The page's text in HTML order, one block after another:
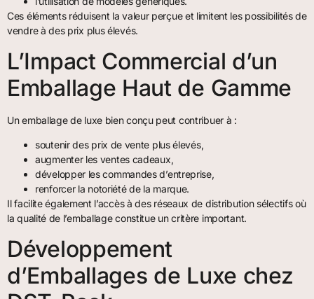
Ces éléments réduisent la valeur perçue et limitent les possibilités de
vendre à des prix plus élevés.
L’Impact Commercial d’un
Emballage Haut de Gamme
Un emballage de luxe bien conçu peut contribuer à :
soutenir des prix de vente plus élevés,
augmenter les ventes cadeaux,
développer les commandes d’entreprise,
renforcer la notoriété de la marque.
Il facilite également l’accès à des réseaux de distribution sélectifs où
la qualité de l’emballage constitue un critère important.
Développement
d’Emballages de Luxe chez